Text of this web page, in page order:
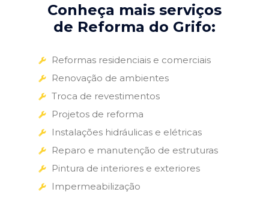
Conheça mais serviços
de Reforma do Grifo:
Reformas residenciais e comerciais
Renovação de ambientes
Troca de revestimentos
Projetos de reforma
Instalações hidráulicas e elétricas
Reparo e manutenção de estruturas
Pintura de interiores e exteriores
Impermeabilização